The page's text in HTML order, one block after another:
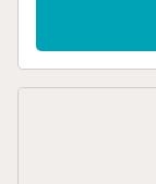
totalmente
máxima para 4
urbanización.